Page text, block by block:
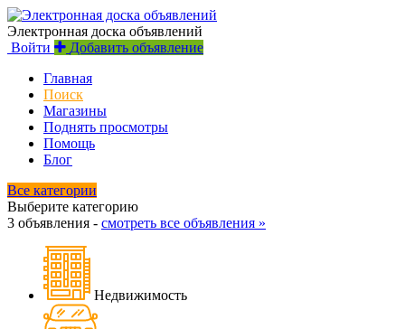
Электронная доска объявлений
Войти
Добавить объявление
Главная
Поиск
Магазины
Поднять просмотры
Помощь
Блог
Все категории
Выберите категорию
3 объявления - смотреть все объявления »
Недвижимость